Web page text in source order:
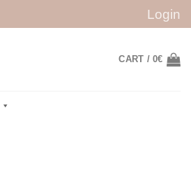
Login
CART /0€